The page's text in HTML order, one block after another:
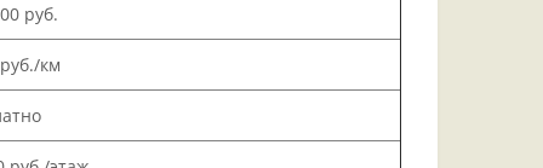
руб.
км